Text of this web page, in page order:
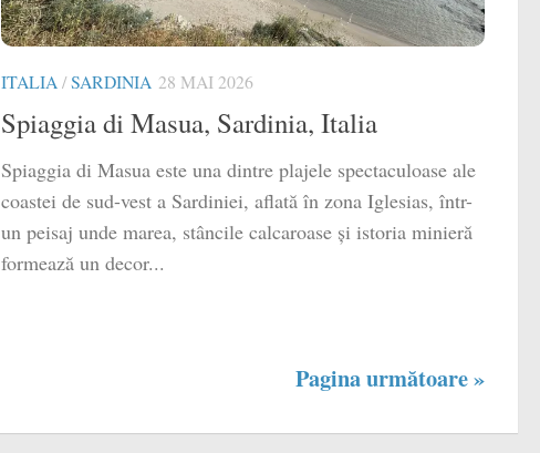
ITALIA/SARDINIA 28 MAI 2026
Spiaggia di Masua, Sardinia, Italia
Spiaggia di Masua este una dintre plajele spectaculoase ale
coastei de sud-vest a Sardiniei, aflată în zona Iglesias, într-
un peisaj unde marea, stâncile calcaroase și istoria minieră
formează un decor...
Pagina următoare »